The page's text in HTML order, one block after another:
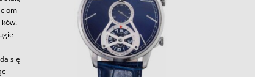
się